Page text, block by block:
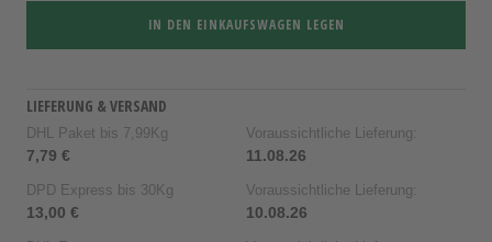
IN DEN EINKAUFSWAGEN LEGEN
LIEFERUNG & VERSAND
DHL Paket bis 7,99Kg
7,79 €
Voraussichtliche Lieferung:
11.08.26
DPD Express bis 30Kg
13,00 €
Voraussichtliche Lieferung:
10.08.26